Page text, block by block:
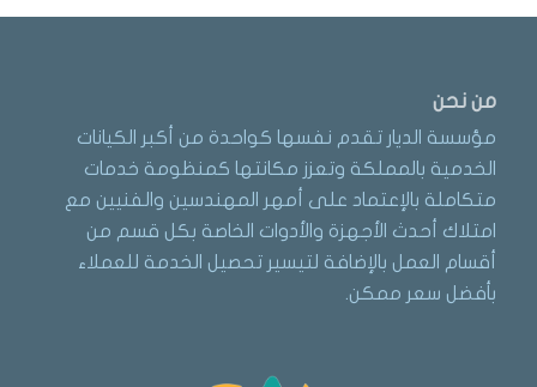
من نحن
مؤسسة الديار تقدم نفسها كواحدة من أكبر الكيانات
الخدمية بالمملكة وتعزز مكانتها كمنظومة خدمات
متكاملة بالإعتماد على أمهر المهندسين والفنيين مع
امتلاك أحدث الأجهزة والأدوات الخاصة بكل قسم من
أقسام العمل بالإضافة لتيسير تحصيل الخدمة للعملاء
بأفضل سعر ممكن.